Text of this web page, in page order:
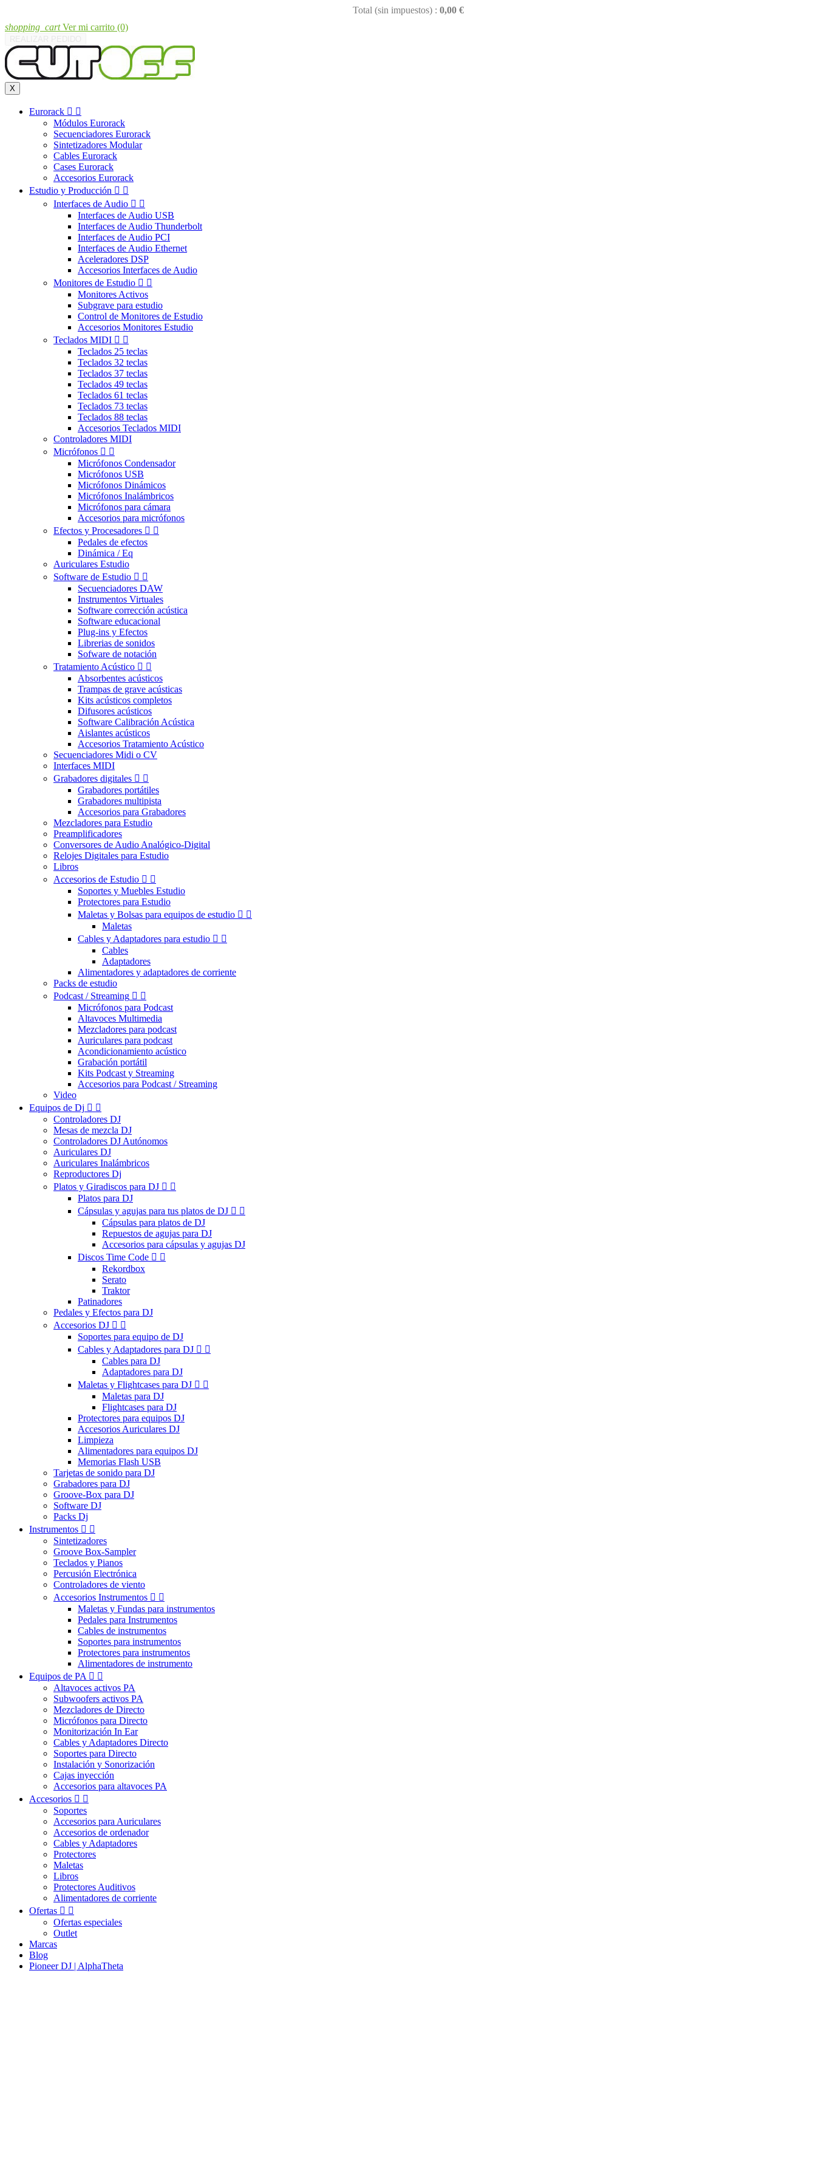
Total (sin impuestos) : 0,00 €
shopping_cart Ver mi carrito (0)
X
Eurorack  
Módulos Eurorack
Secuenciadores Eurorack
Sintetizadores Modular
Cables Eurorack
Cases Eurorack
Accesorios Eurorack
Estudio y Producción  
Interfaces de Audio  
Interfaces de Audio USB
Interfaces de Audio Thunderbolt
Interfaces de Audio PCI
Interfaces de Audio Ethernet
Aceleradores DSP
Accesorios Interfaces de Audio
Monitores de Estudio  
Monitores Activos
Subgrave para estudio
Control de Monitores de Estudio
Accesorios Monitores Estudio
Teclados MIDI  
Teclados 25 teclas
Teclados 32 teclas
Teclados 37 teclas
Teclados 49 teclas
Teclados 61 teclas
Teclados 73 teclas
Teclados 88 teclas
Accesorios Teclados MIDI
Controladores MIDI
Micrófonos  
Micrófonos Condensador
Micrófonos USB
Micrófonos Dinámicos
Micrófonos Inalámbricos
Micrófonos para cámara
Accesorios para micrófonos
Efectos y Procesadores  
Pedales de efectos
Dinámica / Eq
Auriculares Estudio
Software de Estudio  
Secuenciadores DAW
Instrumentos Virtuales
Software corrección acústica
Software educacional
Plug-ins y Efectos
Librerias de sonidos
Sofware de notación
Tratamiento Acústico  
Absorbentes acústicos
Trampas de grave acústicas
Kits acústicos completos
Difusores acústicos
Software Calibración Acústica
Aislantes acústicos
Accesorios Tratamiento Acústico
Secuenciadores Midi o CV
Interfaces MIDI
Grabadores digitales  
Grabadores portátiles
Grabadores multipista
Accesorios para Grabadores
Mezcladores para Estudio
Preamplificadores
Conversores de Audio Analógico-Digital
Relojes Digitales para Estudio
Libros
Accesorios de Estudio  
Soportes y Muebles Estudio
Protectores para Estudio
Maletas y Bolsas para equipos de estudio  
Maletas
Cables y Adaptadores para estudio  
Cables
Adaptadores
Alimentadores y adaptadores de corriente
Packs de estudio
Podcast / Streaming  
Micrófonos para Podcast
Altavoces Multimedia
Mezcladores para podcast
Auriculares para podcast
Acondicionamiento acústico
Grabación portátil
Kits Podcast y Streaming
Accesorios para Podcast / Streaming
Video
Equipos de Dj  
Controladores DJ
Mesas de mezcla DJ
Controladores DJ Autónomos
Auriculares DJ
Auriculares Inalámbricos
Reproductores Dj
Platos y Giradiscos para DJ  
Platos para DJ
Cápsulas y agujas para tus platos de DJ  
Cápsulas para platos de DJ
Repuestos de agujas para DJ
Accesorios para cápsulas y agujas DJ
Discos Time Code  
Rekordbox
Serato
Traktor
Patinadores
Pedales y Efectos para DJ
Accesorios DJ  
Soportes para equipo de DJ
Cables y Adaptadores para DJ  
Cables para DJ
Adaptadores para DJ
Maletas y Flightcases para DJ  
Maletas para DJ
Flightcases para DJ
Protectores para equipos DJ
Accesorios Auriculares DJ
Limpieza
Alimentadores para equipos DJ
Memorias Flash USB
Tarjetas de sonido para DJ
Grabadores para DJ
Groove-Box para DJ
Software DJ
Packs Dj
Instrumentos  
Sintetizadores
Groove Box-Sampler
Teclados y Pianos
Percusión Electrónica
Controladores de viento
Accesorios Instrumentos  
Maletas y Fundas para instrumentos
Pedales para Instrumentos
Cables de instrumentos
Soportes para instrumentos
Protectores para instrumentos
Alimentadores de instrumento
Equipos de PA  
Altavoces activos PA
Subwoofers activos PA
Mezcladores de Directo
Micrófonos para Directo
Monitorización In Ear
Cables y Adaptadores Directo
Soportes para Directo
Instalación y Sonorización
Cajas inyección
Accesorios para altavoces PA
Accesorios  
Soportes
Accesorios para Auriculares
Accesorios de ordenador
Cables y Adaptadores
Protectores
Maletas
Libros
Protectores Auditivos
Alimentadores de corriente
Ofertas  
Ofertas especiales
Outlet
Marcas
Blog
Pioneer DJ | AlphaTheta